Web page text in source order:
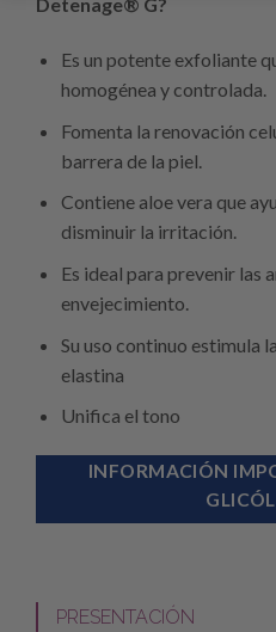
Detenage® G?
Es un potente exfoliante
homogénea y controlada.
Fomenta la renovación
barrera de la piel.
Contiene aloe vera que
disminuir la irritación.
Es ideal para prevenir las
envejecimiento.
Su uso continuo estimula
elastina
Unifica el tono
INFORMACIÓN
PRESENTACIÓN